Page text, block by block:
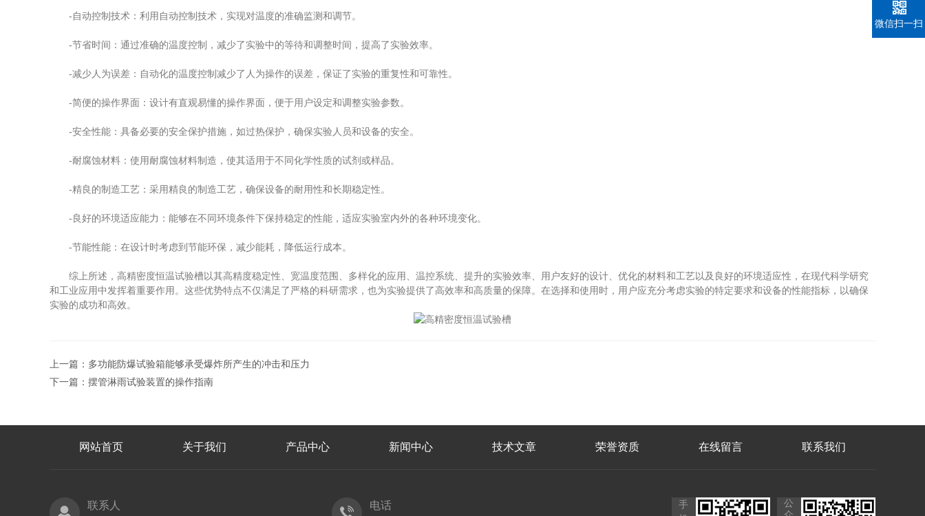
-自动控制技术：利用自动控制技术，实现对温度的准确监测和调节。
-节省时间：通过准确的温度控制，减少了实验中的等待和调整时间，提高了实验效率。
-减少人为误差：自动化的温度控制减少了人为操作的误差，保证了实验的重复性和可靠性。
-简便的操作界面：设计有直观易懂的操作界面，便于用户设定和调整实验参数。
-安全性能：具备必要的安全保护措施，如过热保护，确保实验人员和设备的安全。
-耐腐蚀材料：使用耐腐蚀材料制造，使其适用于不同化学性质的试剂或样品。
-精良的制造工艺：采用精良的制造工艺，确保设备的耐用性和长期稳定性。
-良好的环境适应能力：能够在不同环境条件下保持稳定的性能，适应实验室内外的各种环境变化。
-节能性能：在设计时考虑到节能环保，减少能耗，降低运行成本。
综上所述，高精密度恒温试验槽以其高精度稳定性、宽温度范围、多样化的应用、温控系统、提升的实验效率、用户友好的设计、优化的材料和工艺以及良好的环境适应性，在现代科学研究
和工业应用中发挥着重要作用。这些优势特点不仅满足了严格的科研需求，也为实验提供了高效率和高质量的保障。在选择和使用时，用户应充分考虑实验的特定要求和设备的性能指标，以确保
实验的成功和高效。
上一篇： 多功能防爆试验箱能够承受爆炸所产生的冲击和压力
下一篇： 摆管淋雨试验装置的操作指南
网站首页 关于我们 产品中心 新闻中心 技术文章 荣誉资质 在线留言 联系我们
联系人 电话
手
公
微信扫一扫